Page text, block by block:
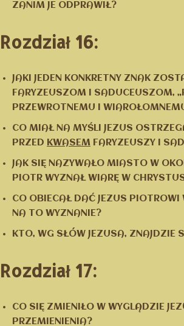
ZANIM JE ODPRAWIŁ?
Rozdział 16:
JAKI JEDEN KONKRETNY ZNAK
FARYZEUSZOM I SADUCEUSZOM,
PRZEWROTNEMU I
CO MIAŁ NA MYŚLI JEZUS
PRZED KWASEM FARYZEUSZY I
JAK SIĘ NAZYWAŁO MIASTO W
PIOTR WYZNAŁ WIARĘ W
CO OBIECAŁ DAĆ JEZUS PIOTROWI
NA TO WYZNANIE?
KTO, WG SŁÓW JEZUSA, ZNAJDZIE
Rozdział 17:
CO SIĘ ZMIENIŁO W WYGLĄDZIE
PRZEMIENIENIA?